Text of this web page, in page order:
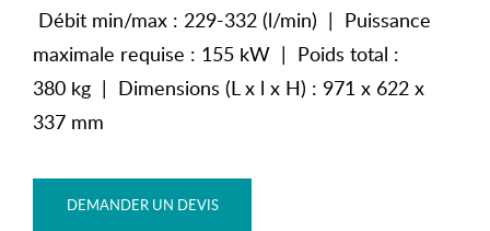
Débit min/max : 229-332 (l/min) | Puissance
maximale requise : 155 kW | Poids total :
380 kg | Dimensions (L x l x H) : 971 x 622 x
337 mm
DEMANDER UN DEVIS